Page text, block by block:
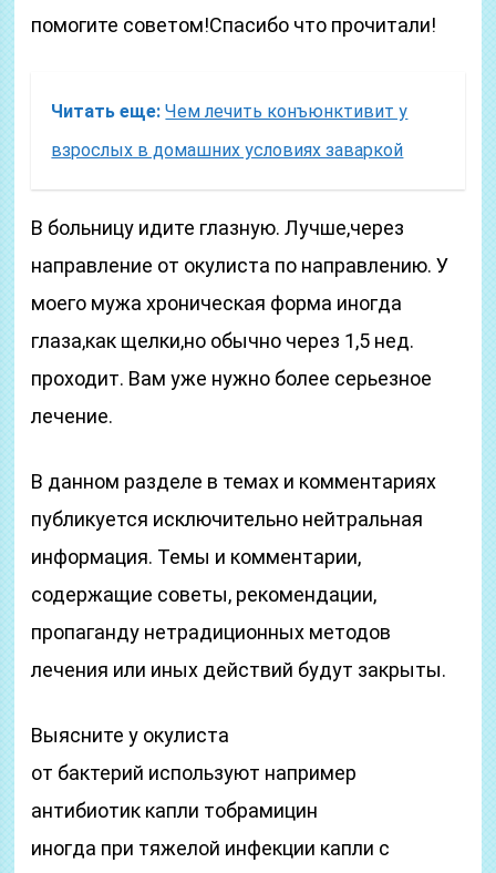
помогите советом!Спасибо что прочитали!
Читать еще: Чем лечить конъюнктивит у
взрослых в домашних условиях заваркой
В больницу идите глазную. Лучше,через
направление от окулиста по направлению. У
моего мужа хроническая форма иногда
глаза,как щелки,но обычно через 1,5 нед.
проходит. Вам уже нужно более серьезное
лечение.
В данном разделе в темах и комментариях
публикуется исключительно нейтральная
информация. Темы и комментарии,
содержащие советы, рекомендации,
пропаганду нетрадиционных методов
лечения или иных действий будут закрыты.
Выясните у окулиста
от бактерий используют например
антибиотик капли тобрамицин
иногда при тяжелой инфекции капли с